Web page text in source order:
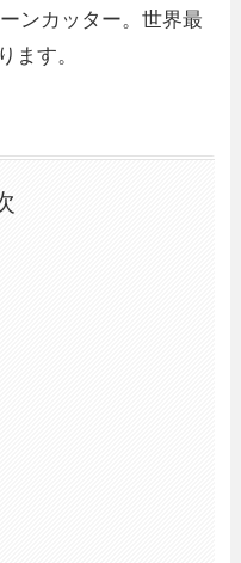
ンカッター。世界最
ます。